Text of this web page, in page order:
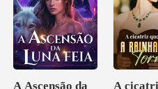
A Ascensão da
A